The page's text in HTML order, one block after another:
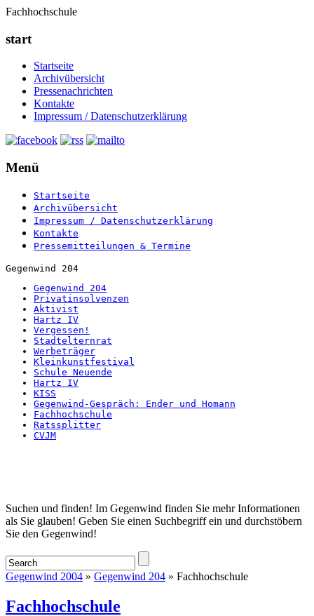
Fachhochschule
start
Startseite
Archivübersicht
Pressenachrichten
Kontakte
Impressum / Datenschutzerklärung
Menü
Startseite
Archivübersicht
Impressum / Datenschutzerklärung
Kontakte
Pressemitteilungen & Termine
Gegenwind 204
Gegenwind 204
Privatinsolvenzen
Aktivist
Hartz IV
Vergessen!
Stadtelternrat
Werbeträger
Kleinkunstfestival
Schule Neuende
Hartz IV
KISS
Gegenwind-Gespräch: Ender und Homann
Fachhochschule
Ratssplitter
CVJM
Startseite
Suchen und finden! Im Gegenwind finden Sie mehr Informationen
als Sie glauben! Geben Sie einen Suchbegriff ein und durchstöbern
Sie den Gegenwind!
Gegenwind 2004 » Gegenwind 204 » Fachhochschule
Fachhochschule